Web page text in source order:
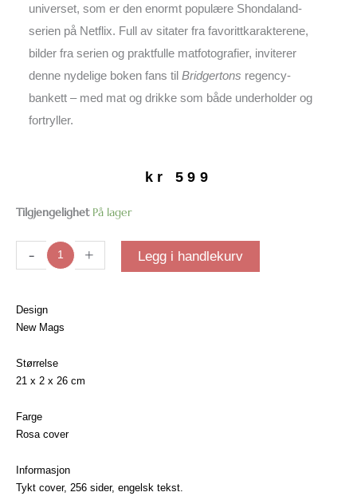
universet, som er den enormt populære Shondaland-
serien på Netflix. Full av sitater fra favorittkarakterene,
bilder fra serien og praktfulle matfotografier, inviterer
denne nydelige boken fans tilBridgertons regency-
bankett – med mat og drikke som både underholder og
fortryller.
kr 599
Tilgjengelighet På lager
-
The
Bridgerton
kokebok
+ Legg i handlekurv
Design
New Mags
Størrelse
21 x 2 x 26 cm
Farge
Rosa cover
Informasjon
Tykt cover, 256 sider, engelsk tekst.